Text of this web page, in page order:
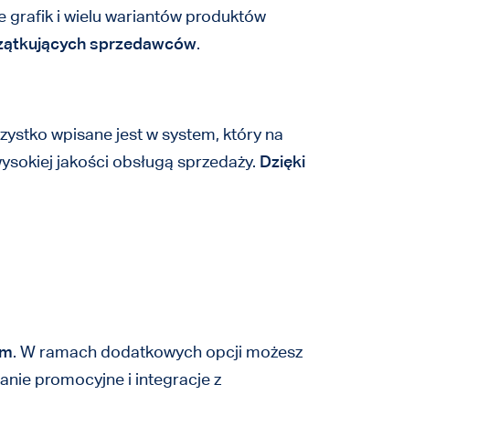
grafik i wielu wariantów produktów
sprzedawców.
wpisane jest w system, który na
jakości obsługą sprzedaży. Dzięki
. W ramach dodatkowych opcji możesz
promocyjne i integracje z